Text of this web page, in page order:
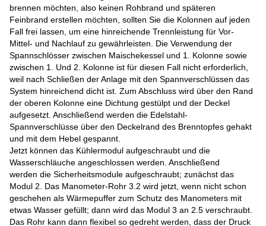
brennen möchten, also keinen Rohbrand und späteren
Feinbrand erstellen möchten, sollten Sie die Kolonnen auf jeden
Fall frei lassen, um eine hinreichende Trennleistung für Vor-
Mittel- und Nachlauf zu gewährleisten. Die Verwendung der
Spannschlösser zwischen Maischekessel und 1. Kolonne sowie
zwischen 1. Und 2. Kolonne ist für diesen Fall nicht erforderlich,
weil nach Schließen der Anlage mit den Spannverschlüssen das
System hinreichend dicht ist. Zum Abschluss wird über den Rand
der oberen Kolonne eine Dichtung gestülpt und der Deckel
aufgesetzt. Anschließend werden die Edelstahl-
Spannverschlüsse über den Deckelrand des Brenntopfes gehakt
und mit dem Hebel gespannt.
Jetzt können das Kühlermodul aufgeschraubt und die
Wasserschläuche angeschlossen werden. Anschließend
werden die Sicherheitsmodule aufgeschraubt; zunächst das
Modul 2. Das Manometer-Rohr 3.2 wird jetzt, wenn nicht schon
geschehen als Wärmepuffer zum Schutz des Manometers mit
etwas Wasser gefüllt; dann wird das Modul 3 an 2.5 verschraubt.
Das Rohr kann dann flexibel so gedreht werden, dass der Druck